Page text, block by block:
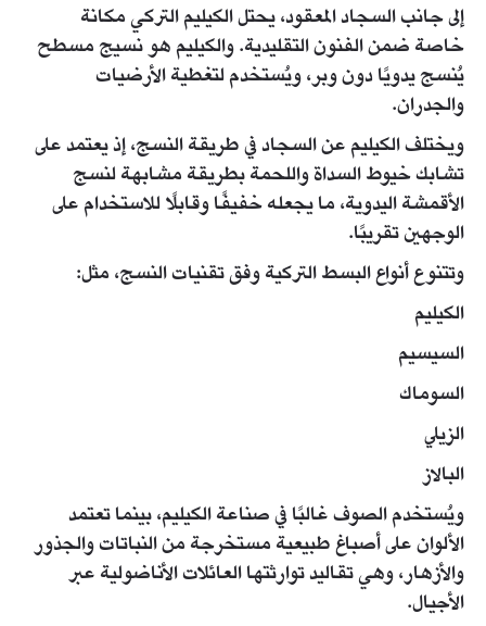
إلى جانب السجاد المعقود، يحتل الكيليم التركي مكانة
خاصة ضمن الفنون التقليدية. والكيليم هو نسيج مسطح
يُنسج يدويًا دون وبر، ويُستخدم لتغطية الأرضيات
والجدران.
ويختلف الكيليم عن السجاد في طريقة النسج، إذ يعتمد على
تشابك خيوط السداة واللحمة بطريقة مشابهة لنسج
الأقمشة اليدوية، ما يجعله خفيفًا وقابلًا للاستخدام على
الوجهين تقريبًا.
وتتنوع أنواع البسط التركية وفق تقنيات النسج، مثل:
الكيليم
السيسيم
السوماك
الزيلي
البالاز
ويُستخدم الصوف غالبًا في صناعة الكيليم، بينما تعتمد
الألوان على أصباغ طبيعية مستخرجة من النباتات والجذور
والأزهار، وهي تقاليد توارثتها العائلات الأناضولية عبر
الأجيال.